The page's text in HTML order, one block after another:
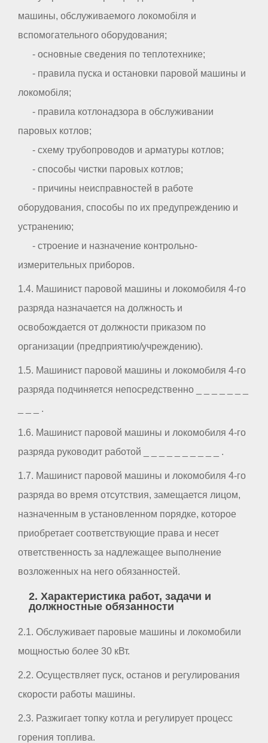
машины, обслуживаемого локомобіля и
вспомогательного оборудования;
- основные сведения по теплотехнике;
- правила пуска и остановки паровой машины и
локомобіля;
- правила котлонадзора в обслуживании
паровых котлов;
- схему трубопроводов и арматуры котлов;
- способы чистки паровых котлов;
- причины неисправностей в работе
оборудования, способы по их предупреждению и
устранению;
- строение и назначение контрольно-
измерительных приборов.
1.4. Машинист паровой машины и локомобиля 4-го
разряда назначается на должность и
освобождается от должности приказом по
организации (предприятию/учреждению).
1.5. Машинист паровой машины и локомобиля 4-го
разряда подчиняется непосредственно _ _ _ _ _ _ _
_ _ _ .
1.6. Машинист паровой машины и локомобиля 4-го
разряда руководит работой _ _ _ _ _ _ _ _ _ _ .
1.7. Машинист паровой машины и локомобиля 4-го
разряда во время отсутствия, замещается лицом,
назначенным в установленном порядке, которое
приобретает соответствующие права и несет
ответственность за надлежащее выполнение
возложенных на него обязанностей.
2. Характеристика работ, задачи и
должностные обязанности
2.1. Обслуживает паровые машины и локомобили
мощностью более 30 кВт.
2.2. Осуществляет пуск, останов и регулирования
скорости работы машины.
2.3. Разжигает топку котла и регулирует процесс
горения топлива.